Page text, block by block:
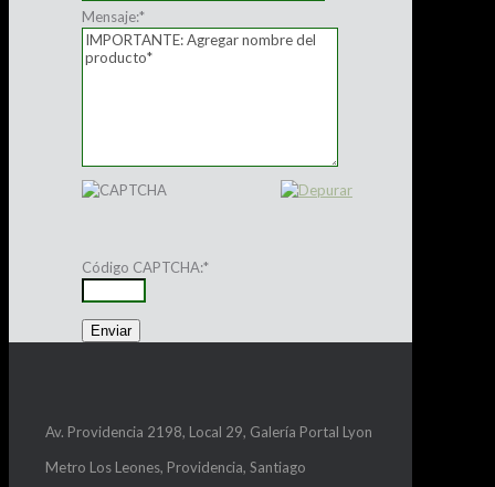
Mensaje:*
Código CAPTCHA:*
Av. Providencia 2198, Local 29, Galería Portal Lyon
Metro Los Leones, Providencia, Santiago